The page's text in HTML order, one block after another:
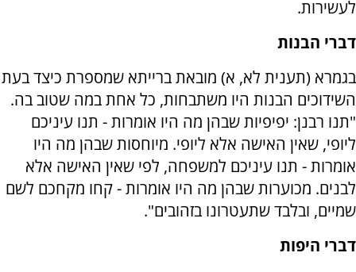
לעשירות.
דברי הבנות
בגמרא (תענית לא, א) מובאת ברייתא שמספרת כיצד בעת
השידוכים הבנות היו משתבחות, כל אחת במה שטוב בה.
"תנו רבנן: יפיפיות שבהן מה היו אומרות - תנו עיניכם
ליופי, שאין האישה אלא ליופי. מיוחסות שבהן מה היו
אומרות - תנו עיניכם למשפחה, לפי שאין האישה אלא
לבנים. מכוערות שבהן מה היו אומרות - קחו מקחכם לשם
שמיים, ובלבד שתעטרונו בזהובים".
דברי היפות